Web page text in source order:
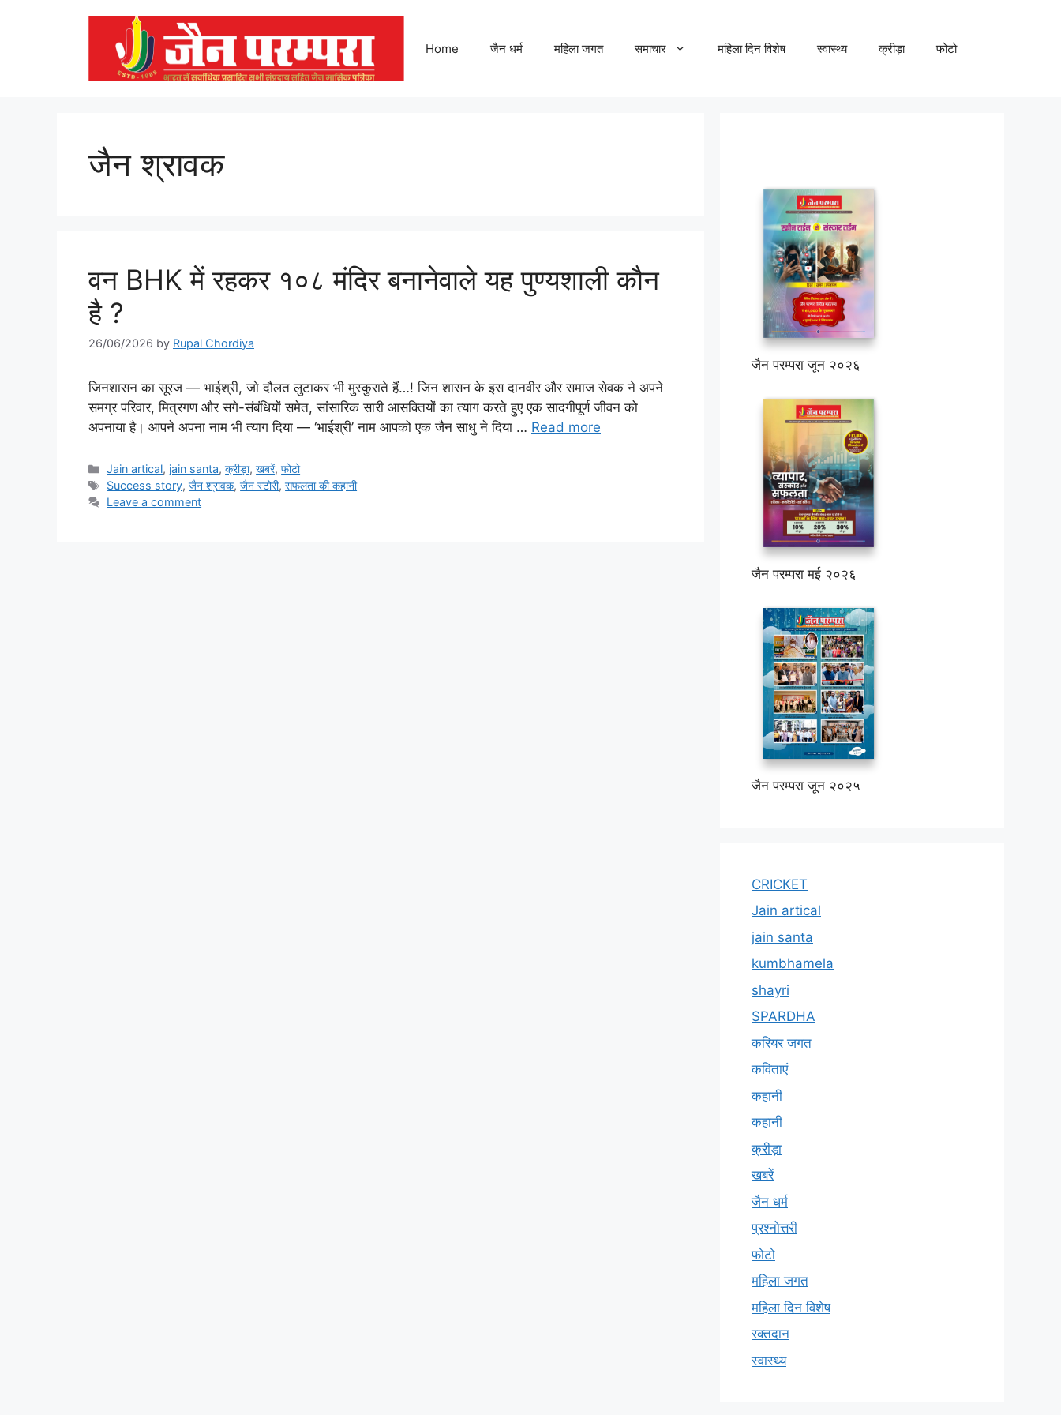
Home जैन धर्म महिला जगत समाचार महिला दिन विशेष स्वास्थ्य क्रीड़ा फोटो
जैन श्रावक
वन BHK में रहकर १०८ मंदिर बनानेवाले यह पुण्यशाली कौन
है ?
26/06/2026 by Rupal Chordiya
जिनशासन का सूरज — भाईश्री, जो दौलत लुटाकर भी मुस्कुराते हैं…! जिन शासन के इस दानवीर और समाज सेवक ने अपने
समग्र परिवार, मित्रगण और सगे-संबंधियों समेत, सांसारिक सारी आसक्तियों का त्याग करते हुए एक सादगीपूर्ण जीवन को
अपनाया है। आपने अपना नाम भी त्याग दिया — ‘भाईश्री’ नाम आपको एक जैन साधु ने दिया … Read more
Categories
Jain artical, jain santa,क्रीड़ा,खबरें,फोटो
Tags
Success story,जैन श्रावक,जैन स्टोरी,सफलता की कहानी
Leave a comment
जैन परम्परा जून २०२६
जैन परम्परा मई २०२६
जैन परम्परा जून २०२५
CRICKET
Jain artical
jain santa
kumbhamela
shayri
SPARDHA
करियर जगत
कविताएं
कहानी
कहानी
क्रीड़ा
खबरें
जैन धर्म
प्रश्नोत्तरी
फोटो
महिला जगत
महिला दिन विशेष
रक्तदान
स्वास्थ्य